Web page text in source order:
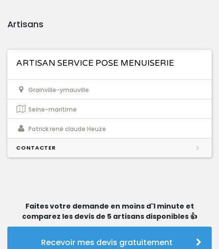
Artisans
ARTISAN SERVICE POSE MENUISERIE
Grainville-ymauville
Seine-maritime
Patrick rené claude Heuze
CONTACTER
Faites votre demande en moins d'1 minute et
comparez les devis de 5 artisans disponibles 👍
Recevoir mes devis gratuitement